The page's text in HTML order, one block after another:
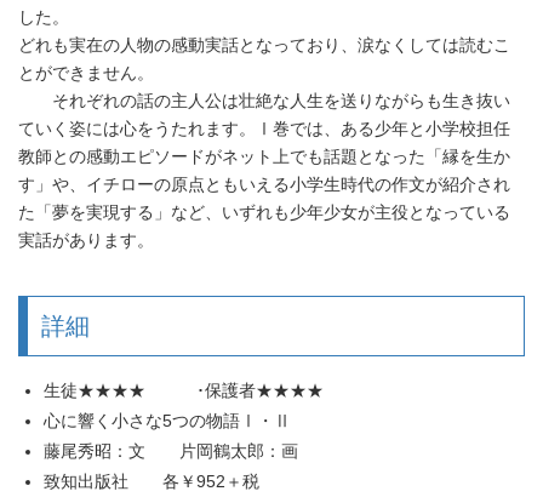
した。
どれも実在の人物の感動実話となっており、涙なくしては読むこ
とができません。
それぞれの話の主人公は壮絶な人生を送りながらも生き抜い
ていく姿には心をうたれます。Ⅰ巻では、ある少年と小学校担任
教師との感動エピソードがネット上でも話題となった「縁を生か
す」や、イチローの原点ともいえる小学生時代の作文が紹介され
た「夢を実現する」など、いずれも少年少女が主役となっている
実話があります。
詳細
生徒★★★★ ･保護者★★★★
心に響く小さな5つの物語Ⅰ・Ⅱ
藤尾秀昭：文 片岡鶴太郎：画
致知出版社 各￥952＋税